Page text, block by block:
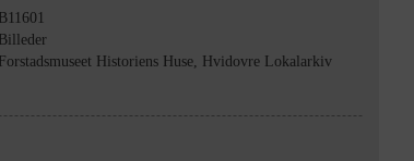
B11601
Billeder
Forstadsmuseet Historiens Huse, Hvidovre Lokalarkiv